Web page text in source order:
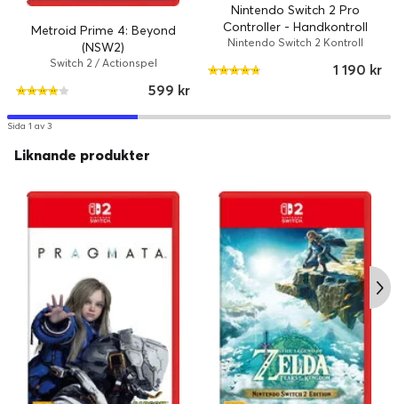
Metroid Prime 4: Beyond
(NSW2)
Switch 2 / Actionspel
599 kr
Nintendo Switch 2 Pro
Controller - Handkontroll
Nintendo Switch 2 Kontroll
1 190 kr
Sida 1 av 3
Liknande produkter